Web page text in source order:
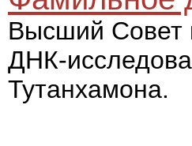
Высший Совет
ДНК-
Тутанхамона.